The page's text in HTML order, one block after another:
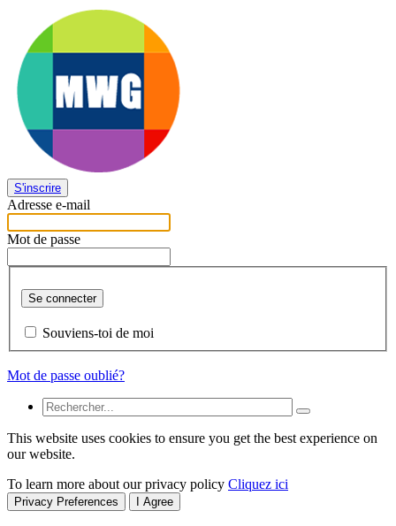
S'inscrire
Adresse e-mail
Mot de passe
Se connecter
Souviens-toi de moi
Mot de passe oublié?
This website uses cookies to ensure you get the best experience on
our website.
To learn more about our privacy policy Cliquez ici
Privacy Preferences I Agree